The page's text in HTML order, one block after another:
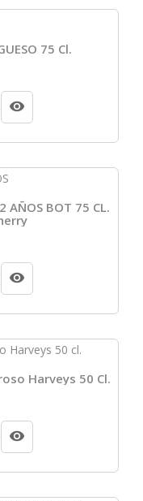
75 Cl.
AÑOS BOT 75 CL.
Harveys 50 Cl.